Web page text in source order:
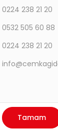
Tamam
0224 238 21 20
0532 505 60 88
0224 238 21 20